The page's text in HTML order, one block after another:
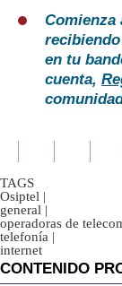
Comienza
en tu
cuenta,
TAGS
Osiptel |
general |
operadoras de
telefonía |
internet